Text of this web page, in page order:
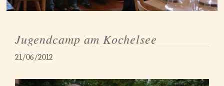
Jugendcamp am Kochelsee
21/06/2012